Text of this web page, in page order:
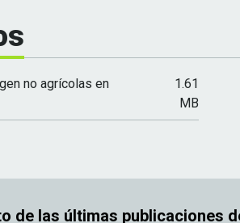
no agrícolas en
1.61
MB
de las últimas publicaciones